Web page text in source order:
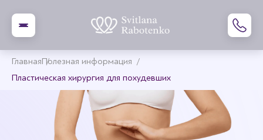
ГлавнаяПолезная информация
Пластическая хирургия для похудевших